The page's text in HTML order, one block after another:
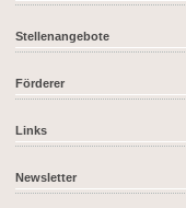
Stellenangebote
Förderer
Links
Newsletter